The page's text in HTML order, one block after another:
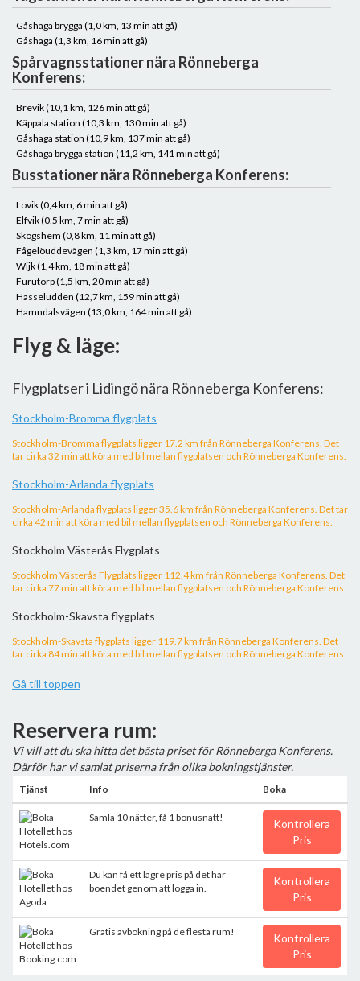
Gåshaga brygga (1,0 km, 13 min att gå)
Gåshaga (1,3 km, 16 min att gå)
Spårvagnsstationer nära Rönneberga
Konferens:
Brevik (10,1 km, 126 min att gå)
Käppala station (10,3 km, 130 min att gå)
Gåshaga station (10,9 km, 137 min att gå)
Gåshaga brygga station (11,2 km, 141 min att gå)
Busstationer nära Rönneberga Konferens:
Lovik (0,4 km, 6 min att gå)
Elfvik (0,5 km, 7 min att gå)
Skogshem (0,8 km, 11 min att gå)
Fågelöuddevägen (1,3 km, 17 min att gå)
Wijk (1,4 km, 18 min att gå)
Furutorp (1,5 km, 20 min att gå)
Hasseludden (12,7 km, 159 min att gå)
Hamndalsvägen (13,0 km, 164 min att gå)
Flyg & läge:
Flygplatser i Lidingö nära Rönneberga Konferens:
Stockholm-Bromma flygplats
Stockholm-Bromma flygplats ligger 17.2 km från Rönneberga Konferens. Det
tar cirka 32 min att köra med bil mellan flygplatsen och Rönneberga Konferens.
Stockholm-Arlanda flygplats
Stockholm-Arlanda flygplats ligger 35.6 km från Rönneberga Konferens. Det tar
cirka 42 min att köra med bil mellan flygplatsen och Rönneberga Konferens.
Stockholm Västerås Flygplats
Stockholm Västerås Flygplats ligger 112.4 km från Rönneberga Konferens. Det
tar cirka 77 min att köra med bil mellan flygplatsen och Rönneberga Konferens.
Stockholm-Skavsta flygplats
Stockholm-Skavsta flygplats ligger 119.7 km från Rönneberga Konferens. Det
tar cirka 84 min att köra med bil mellan flygplatsen och Rönneberga Konferens.
Gå till toppen
Reservera rum:
Vi vill att du ska hitta det bästa priset för Rönneberga Konferens.
Därför har vi samlat priserna från olika bokningstjänster.
Tjänst Info Boka
Samla 10 nätter, få 1 bonusnatt!
Kontrollera
Pris
Du kan få ett lägre pris på det här
boendet genom att logga in.
Kontrollera
Pris
Gratis avbokning på de flesta rum!
Kontrollera
Pris